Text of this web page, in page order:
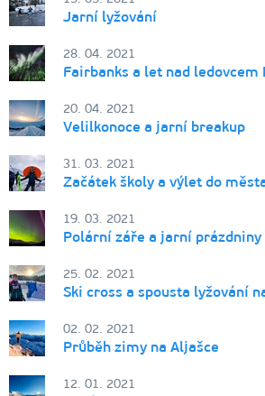
Jarní lyžování
28. 04. 2021
Fairbanks a let nad ledovcem
20. 04. 2021
Velilkonoce a jarní breakup
31. 03. 2021
Začátek školy a výlet do
19. 03. 2021
Polární záře a jarní prázdniny
25. 02. 2021
Ski cross a spousta lyžování
02. 02. 2021
Průběh zimy na Aljašce
12. 01. 2021